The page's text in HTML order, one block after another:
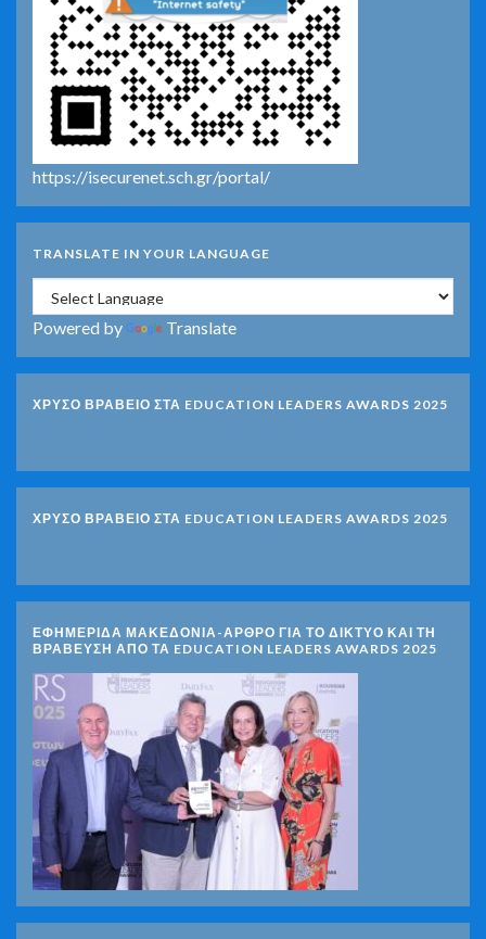
https://isecurenet.sch.gr/portal/
TRANSLATE IN YOUR LANGUAGE
Powered by Translate
ΧΡΥΣΟ ΒΡΑΒΕΙΟ ΣΤΑ EDUCATION LEADERS AWARDS 2025
ΧΡΥΣΟ ΒΡΑΒΕΙΟ ΣΤΑ EDUCATION LEADERS AWARDS 2025
ΕΦΗΜΕΡΙΔΑ ΜΑΚΕΔΟΝΙΑ-ΑΡΘΡΟ ΓΙΑ ΤΟ ΔΙΚΤΥΟ ΚΑΙ ΤΗ
ΒΡΑΒΕΥΣΗ ΑΠΟ ΤΑ EDUCATION LEADERS AWARDS 2025